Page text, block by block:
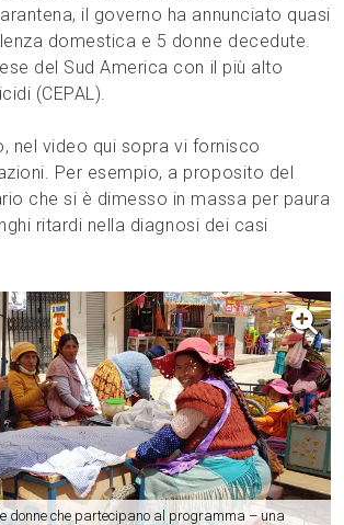
il governo ha annunciato quasi
domestica e 5 donne decedute.
del Sud America con il più alto
(CEPAL).
nel video qui sopra vi fornisco
Per esempio, a proposito del
che si è dimesso in massa per paura
ritardi nella diagnosi dei casi
donne che partecipano al programma – una